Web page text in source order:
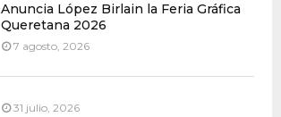
Anuncia López Birlain la Feria Gráfica
Queretana 2026
7 agosto, 2026
31 julio, 2026